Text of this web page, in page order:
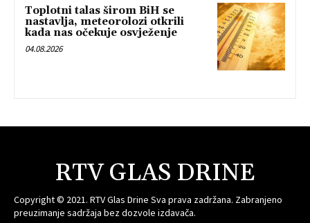
Toplotni talas širom BiH se
nastavlja, meteorolozi otkrili
kada nas očekuje osvježenje
04.08.2026
RTV GLAS DRINE
Copyright © 2021. RTV Glas Drine Sva prava zadržana. Zabranjeno
preuzimanje sadržaja bez dozvole izdavača.